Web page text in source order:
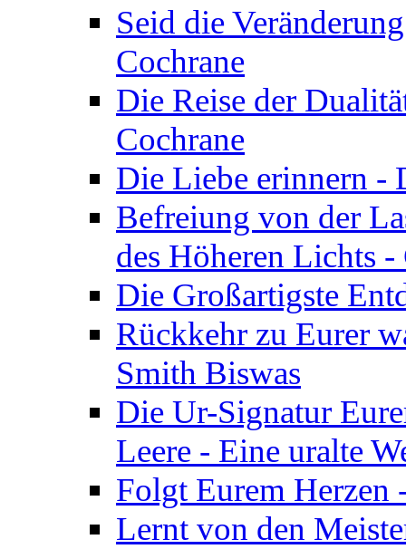
Seid die
Cochrane
Die Reise der
Cochrane
Die Liebe erinnern -
Befreiung von der
des Höheren Lichts
Die Großartigste
Rückkehr zu Eurer
Smith Biswas
Die Ur-Signatur
Leere - Eine uralte
Folgt Eurem
Lernt von den